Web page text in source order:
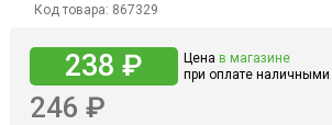
Код товара: 867329
238 ₽ Цена в магазине
при оплате наличными
246 ₽